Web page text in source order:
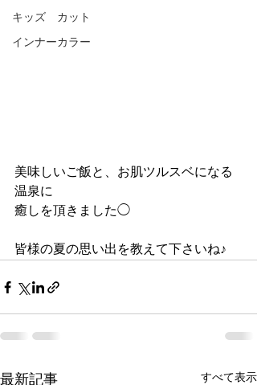
キッズ カット
インナーカラー
美味しいご飯と、お肌ツルスベになる
温泉に
癒しを頂きました◯
皆様の夏の思い出を教えて下さいね♪
最新記事 すべて表示